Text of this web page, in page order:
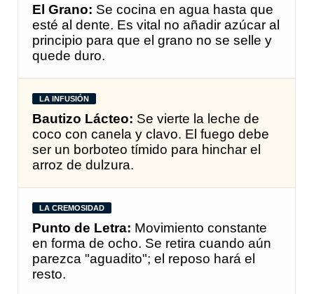
El Grano: Se cocina en agua hasta que
esté al dente. Es vital no añadir azúcar al
principio para que el grano no se selle y
quede duro.
LA INFUSIÓN
Bautizo Lácteo: Se vierte la leche de
coco con canela y clavo. El fuego debe
ser un borboteo tímido para hinchar el
arroz de dulzura.
LA CREMOSIDAD
Punto de Letra: Movimiento constante
en forma de ocho. Se retira cuando aún
parezca "aguadito"; el reposo hará el
resto.